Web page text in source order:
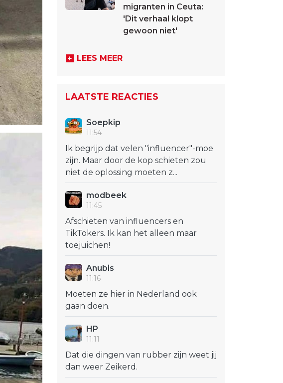
migranten in Ceuta:
'Dit verhaal klopt
gewoon niet'
LEES MEER
LAATSTE REACTIES
Soepkip
11:54
Ik begrijp dat velen "influencer"-moe
zijn. Maar door de kop schieten zou
niet de oplossing moeten z...
modbeek
11:45
Afschieten van influencers en
TikTokers. Ik kan het alleen maar
toejuichen!
Anubis
11:16
Moeten ze hier in Nederland ook
gaan doen.
HP
11:11
Dat die dingen van rubber zijn weet jij
dan weer Zeikerd.